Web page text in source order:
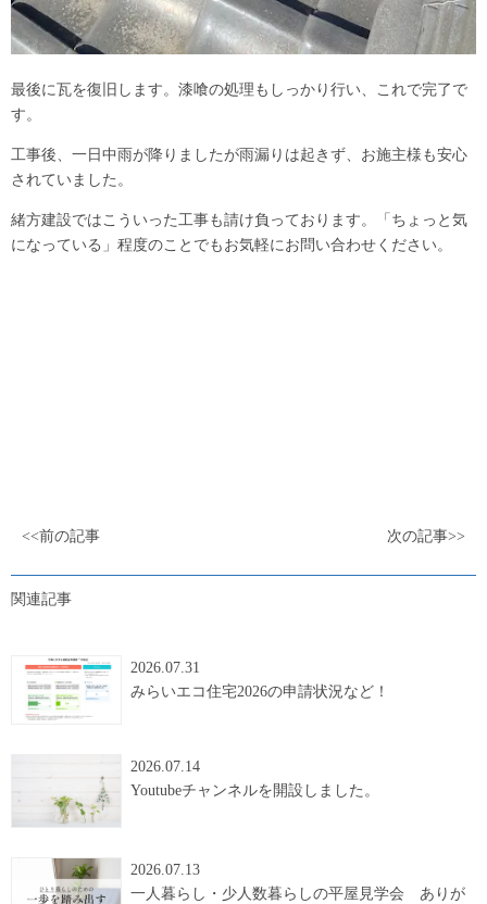
最後に瓦を復旧します。漆喰の処理もしっかり行い、これで完了で
す。
工事後、一日中雨が降りましたが雨漏りは起きず、お施主様も安心
されていました。
緒方建設ではこういった工事も請け負っております。「ちょっと気
になっている」程度のことでもお気軽にお問い合わせください。
<<前の記事 次の記事>>
関連記事
2026.07.31
みらいエコ住宅2026の申請状況など！
2026.07.14
Youtubeチャンネルを開設しました。
2026.07.13
一人暮らし・少人数暮らしの平屋見学会 ありが